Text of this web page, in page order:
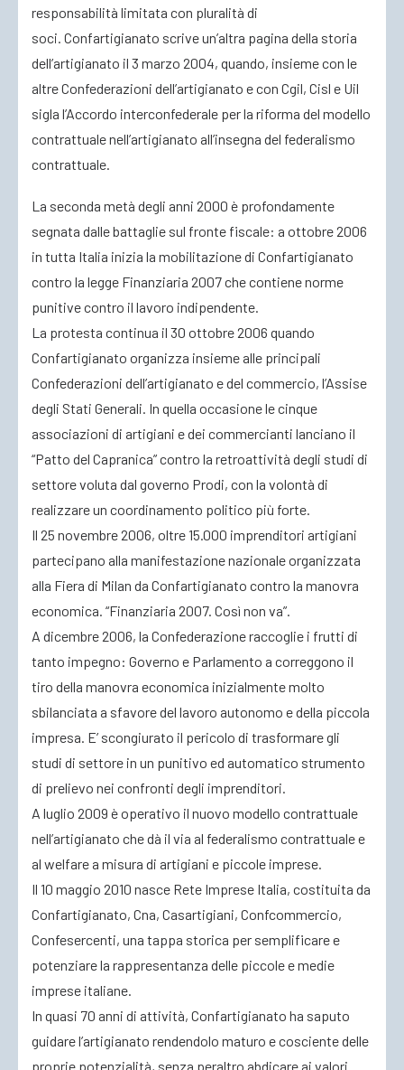
responsabilità limitata con pluralità di
soci. Confartigianato scrive un’altra pagina della storia
dell’artigianato il 3 marzo 2004, quando, insieme con le
altre Confederazioni dell’artigianato e con Cgil, Cisl e Uil
sigla l’Accordo interconfederale per la riforma del modello
contrattuale nell’artigianato all’insegna del federalismo
contrattuale.
La seconda metà degli anni 2000 è profondamente
segnata dalle battaglie sul fronte fiscale: a ottobre 2006
in tutta Italia inizia la mobilitazione di Confartigianato
contro la legge Finanziaria 2007 che contiene norme
punitive contro il lavoro indipendente.
La protesta continua il 30 ottobre 2006 quando
Confartigianato organizza insieme alle principali
Confederazioni dell’artigianato e del commercio, l’Assise
degli Stati Generali. In quella occasione le cinque
associazioni di artigiani e dei commercianti lanciano il
“Patto del Capranica” contro la retroattività degli studi di
settore voluta dal governo Prodi, con la volontà di
realizzare un coordinamento politico più forte.
Il 25 novembre 2006, oltre 15.000 imprenditori artigiani
partecipano alla manifestazione nazionale organizzata
alla Fiera di Milan da Confartigianato contro la manovra
economica. “Finanziaria 2007. Così non va”.
A dicembre 2006, la Confederazione raccoglie i frutti di
tanto impegno: Governo e Parlamento a correggono il
tiro della manovra economica inizialmente molto
sbilanciata a sfavore del lavoro autonomo e della piccola
impresa. E’ scongiurato il pericolo di trasformare gli
studi di settore in un punitivo ed automatico strumento
di prelievo nei confronti degli imprenditori.
A luglio 2009 è operativo il nuovo modello contrattuale
nell’artigianato che dà il via al federalismo contrattuale e
al welfare a misura di artigiani e piccole imprese.
Il 10 maggio 2010 nasce Rete Imprese Italia, costituita da
Confartigianato, Cna, Casartigiani, Confcommercio,
Confesercenti, una tappa storica per semplificare e
potenziare la rappresentanza delle piccole e medie
imprese italiane.
In quasi 70 anni di attività, Confartigianato ha saputo
guidare l’artigianato rendendolo maturo e cosciente delle
proprie potenzialità, senza peraltro abdicare ai valori